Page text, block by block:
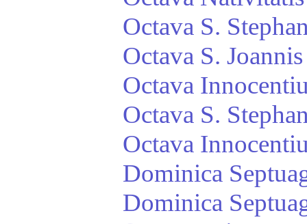
Octava S.
Octava S.
Octava
Octava S.
Octava
Dominica
Dominica